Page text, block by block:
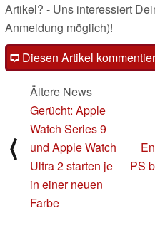
Artikel? - Uns interessiert
Anmeldung möglich)!
Diesen Artikel
⟨
Ältere News
Gerücht: Apple
Watch Series 9
und Apple Watch
Ultra 2 starten je
in einer neuen
Farbe
PS